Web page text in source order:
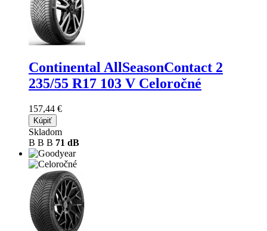
Continental AllSeasonContact 2
235/55 R17 103 V Celoročné
157,44 €
Kúpiť
Skladom
B B B 71 dB